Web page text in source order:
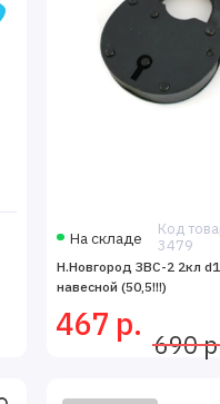
На складе
Код
3479
Н.Новгород ЗВС-2 2кл
навесной (50,5!!!)
467 р.
690